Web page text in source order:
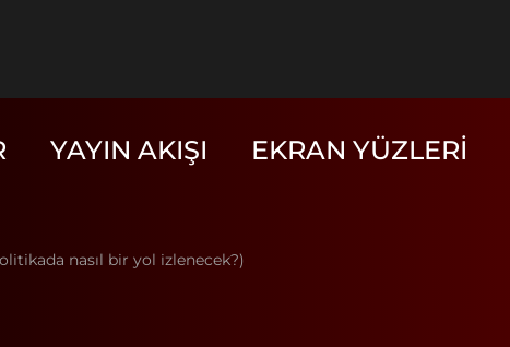
YAYIN AKIŞI EKRAN YÜZLERI
nasıl bir yol izlenecek?)